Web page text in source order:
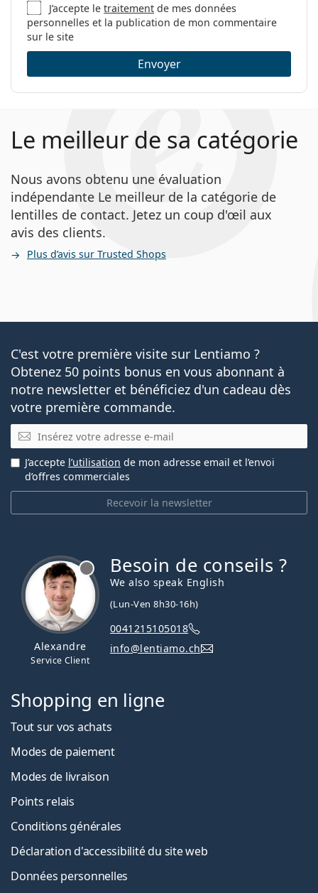
J’accepte letraitement de mes données
personnelles et la publication de mon commentaire
sur le site
Envoyer
Le meilleur de sa catégorie
Nous avons obtenu une évaluation
indépendante Le meilleur de la catégorie de
lentilles de contact. Jetez un coup d'œil aux
avis des clients.
Plus d’avis sur Trusted Shops
C'est votre première visite sur Lentiamo ?
Obtenez 50 points bonus en vous abonnant à
notre newsletter et bénéficiez d'un cadeau dès
votre première commande.
E-mail
Recevoir la newsletter
J’accepte l’utilisation de mon adresse email et l’envoi
d’offres commerciales
Alexandre
Service Client
Besoin de conseils ?
We also speak English
(Lun-Ven 8h30-16h)
0041215105018
info@lentiamo.ch
Shopping en ligne
Tout sur vos achats
Modes de paiement
Modes de livraison
Points relais
Conditions générales
Déclaration d'accessibilité du site web
Données personnelles